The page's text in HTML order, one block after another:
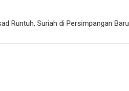
Runtuh, Suriah di Persimpangan Baru